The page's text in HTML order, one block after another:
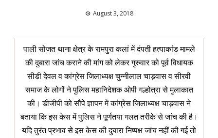
August 3, 2018
पाली सोजत थाना क्षेत्र के रामपुरा कलां में दंपती हत्याकांड मामले
की दुबारा जांच कराने की मांग को लेकर गुरुवार को पूर्व विधायक
सीडी देवल व कांग्रेस जिलाध्यक्ष चुन्नीलाल चाड़वास व सीरवी
समाज के लोगों ने पुलिस महानिदेशक ओपी गल्होत्रा से मुलाकात
की। डीजीपी को सौंपे ज्ञापन में कांग्रेस जिलाध्यक्ष चाड़वास ने
बताया कि इस केस में पुलिस ने पूर्णतया गलत तरीके से जांच की है।
यदि तुरंत प्रभाव से इस केस की दुबारा निष्पक्ष जांच नहीं की गई तो